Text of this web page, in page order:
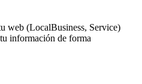
web (LocalBusiness, Service)
información de forma